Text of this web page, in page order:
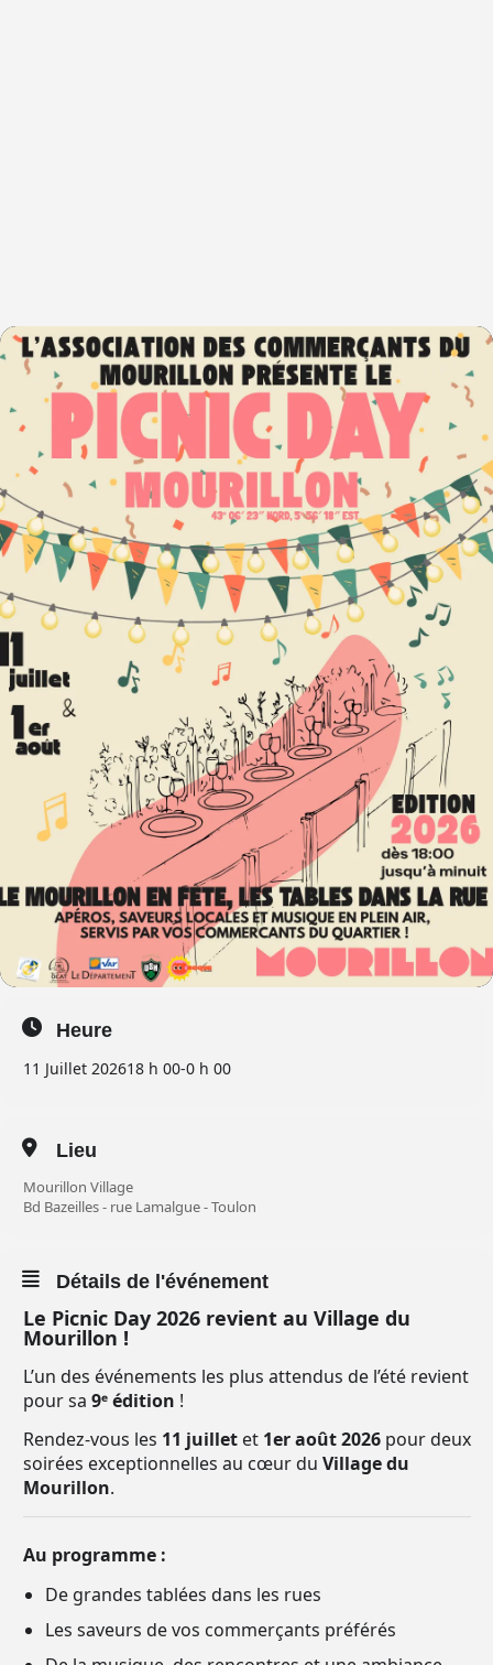
Heure
11 Juillet 202618 h 00-0 h 00
Lieu
Mourillon Village
Bd Bazeilles - rue Lamalgue - Toulon
Détails de l'événement
Le Picnic Day 2026 revient au Village du
Mourillon !
L’un des événements les plus attendus de l’été revient
pour sa 9ᵉ édition !
Rendez-vous les 11 juillet et 1er août 2026 pour deux
soirées exceptionnelles au cœur du Village du
Mourillon.
Au programme :
De grandes tablées dans les rues
Les saveurs de vos commerçants préférés